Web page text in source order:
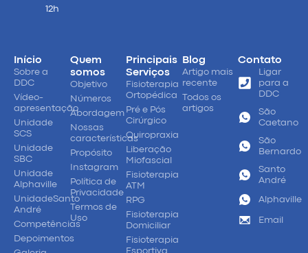
12h
Início
Sobre a
DDC
Vídeo-
apresentação
Unidade
SCS
Unidade
SBC
Unidade
Alphaville
UnidadeSanto
André
Competências
Depoimentos
Quem
somos
Objetivo
Números
Abordagem
Nossas
características
Propósito
Instagram
Política de
Privacidade
Termos de
Uso
Principais
Serviços
Fisioterapia
Ortopédica
Pré e Pós
Cirúrgico
Quiropraxia
Liberação
Miofascial
Fisioterapia
ATM
RPG
Fisioterapia
Domiciliar
Fisioterapia
Esportiva
Blog
Artigo mais
recente
Todos os
artigos
Contato
Ligar
para a
DDC
São
Caetano
São
Bernardo
Santo
André
Alphaville
Email